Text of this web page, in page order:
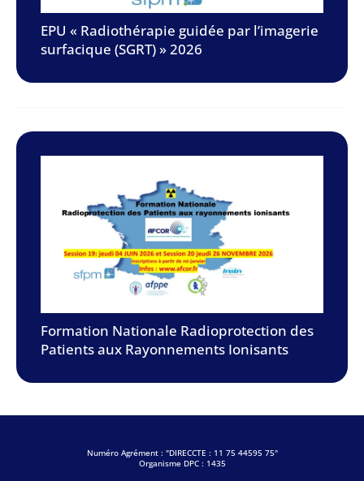
EPU « Radiothérapie guidée par l’imagerie
surfacique (SGRT) » 2026
Formation Nationale Radioprotection des
Patients aux Rayonnements Ionisants
Numéro Agrément : "DIRECCTE : 11 75 44595 75"
Organisme DPC : 1435